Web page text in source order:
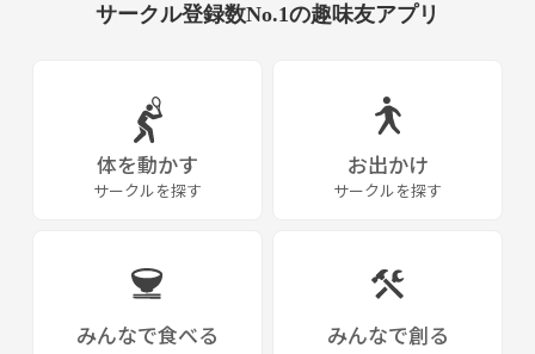
サークル登録数No.1の趣味友アプリ
体を動かす
サークルを探す
お出かけ
サークルを探す
みんなで食べる みんなで創る